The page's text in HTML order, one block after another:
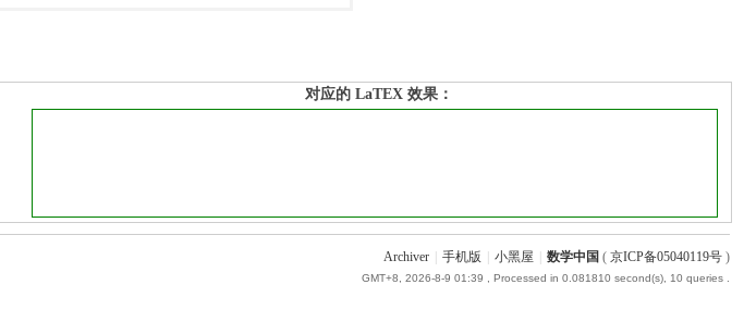
对应的 LaTEX 效果：
Archiver 手机版 小黑屋 数学中国 ( 京ICP备05040119号)
GMT+8, 2026-8-9 01:39 , Processed in 0.081810 second(s), 10 queries .